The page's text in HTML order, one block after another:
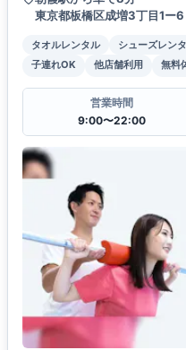
東京都板橋区成増3丁目1ー
タオルレンタル シューズレン
子連れOK
他店舗利用 無料
営業時間
9:00〜22:00